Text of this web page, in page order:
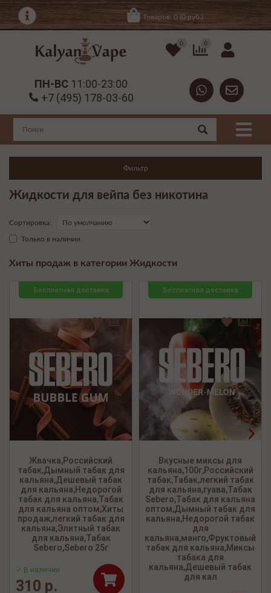
Товаров: 0 (0 руб.)
0 0
ПН-ВС 11:00-23:00
+7 (495) 178-03-60
Фильтр
Жидкости для вейпа без никотина
Сортировка:
Только в наличии
Хиты продаж в категории Жидкости
Бесплатная доставка
Жвачка,Российский
табак,Дымный табак для
кальяна,Дешевый табак
для кальяна,Недорогой
табак для кальяна,Табак
для кальяна оптом,Хиты
продаж,легкий табак для
кальяна,Элитный табак
для кальяна,Табак
Sebero,Sebero 25г
✓ В наличии
310 р.
Бесплатная доставка
Вкусные миксы для
кальяна,100г,Российский
табак,Табак,легкий табак
для кальяна,гуава,Табак
Sebero,Табак для кальяна
оптом,Дымный табак для
кальяна,Недорогой табак
для
кальяна,манго,Фруктовый
табак для кальяна,Миксы
табака для
кальяна,Дешевый табак
для кал
< >